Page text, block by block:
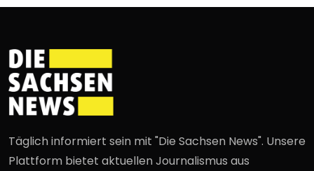
Täglich informiert sein mit "Die Sachsen News". Unsere
Plattform bietet aktuellen Journalismus aus